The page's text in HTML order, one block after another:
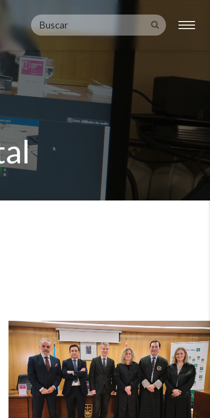
Buscar Enviar